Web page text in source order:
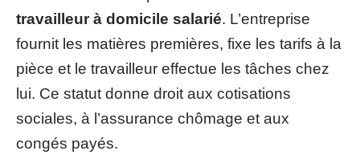
travailleur à domicile salarié. L’entreprise
fournit les matières premières, fixe les tarifs à la
pièce et le travailleur effectue les tâches chez
lui. Ce statut donne droit aux cotisations
sociales, à l’assurance chômage et aux
congés payés.